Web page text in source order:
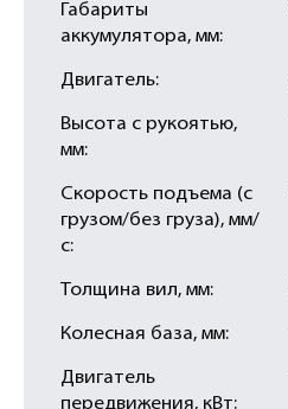
Габариты
аккумулятора, мм:
Двигатель:
Высота с рукоятью,
мм:
Скорость подъема (с
грузом/без груза), мм/
с:
Толщина вил, мм:
Колесная база, мм:
Двигатель
передвижения, кВт: